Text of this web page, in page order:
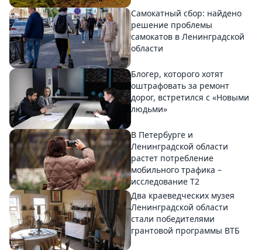
Самокатный сбор: найдено
решение проблемы
самокатов в Ленинградской
области
Блогер, которого хотят
оштрафовать за ремонт
дорог, встретился с «Новыми
людьми»
В Петербурге и
Ленинградской области
растет потребление
мобильного трафика –
исследование T2
Два краеведческих музея
Ленинградской области
стали победителями
грантовой программы ВТБ